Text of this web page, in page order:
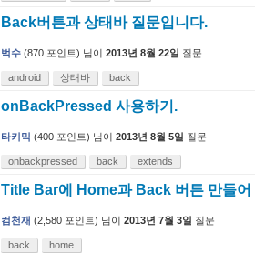
Back버튼과 상태바 질문입니다.
벅수 (870 포인트) 님이 2013년 8월 22일 질문
android 상태바 back
onBackPressed 사용하기.
타키믹 (400 포인트) 님이 2013년 8월 5일 질문
onbackpressed back extends
Title Bar에 Home과 Back 버튼 만들어
컴천재 (2,580 포인트) 님이 2013년 7월 3일 질문
back home